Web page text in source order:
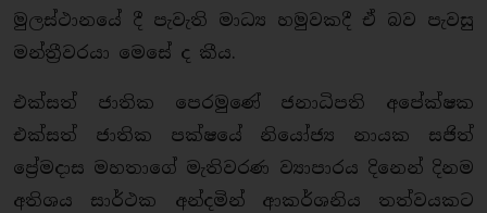
මුලස්ථානයේ දී පැවැති මාධ්‍ය හමුවකදී ඒ බව පැවසු
මන්ත්‍රීවරයා මෙසේ ද කීය.
එක්සත් ජාතික පෙරමුණේ ජනාධිපති අපේක්ෂක
එක්සත් ජාතික පක්ෂයේ නියෝජ්‍ය නායක සජිත්
ප්‍රේමදාස මහතාගේ මැතිවරණ ව්‍යාපාරය දිනෙන් දිනම
අතිශය සාර්ථක අන්දමින් ආකර්ශනිය තත්වයකට